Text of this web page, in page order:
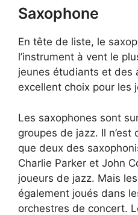
Saxophone
En tête de liste, le
l’instrument à vent le
jeunes étudiants et des
excellent choix pour les
Les saxophones sont
groupes de jazz. Il
que deux des
Charlie Parker et John
joueurs de jazz. Mais
également joués dans
orchestres de concert.